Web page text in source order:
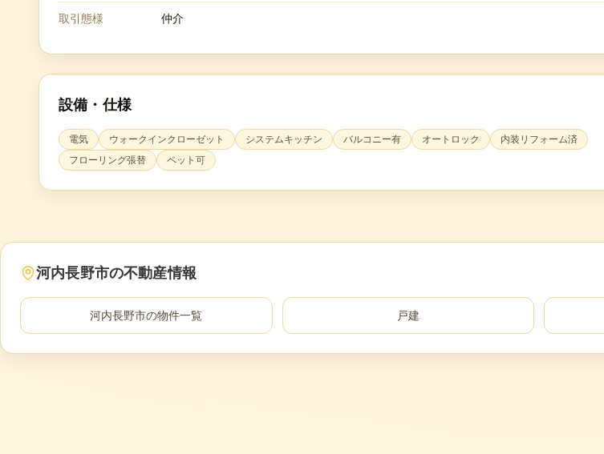
取引態様 仲介
設備・仕様
電気 ウォークインクローゼット システムキッチン バルコニー有 オートロック
内装リフォーム済
フローリング張替
ペット可
河内長野市の不動産情報
河内長野市の物件一覧 戸建